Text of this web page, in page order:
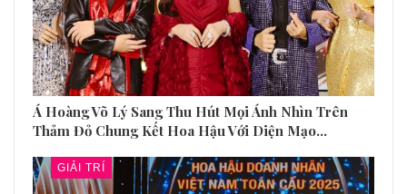
Á Hoàng Võ Lý Sang Thu Hút Mọi Ánh Nhìn Trên
Thảm Đỏ Chung Kết Hoa Hậu Với Diện Mạo…
GIẢI TRÍ